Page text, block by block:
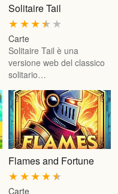
Solitaire Tail
★
★
★
★
★
Carte
Solitaire Tail è una
versione web del classico
solitario…
Flames and Fortune
★
★
★
★
★
Carte